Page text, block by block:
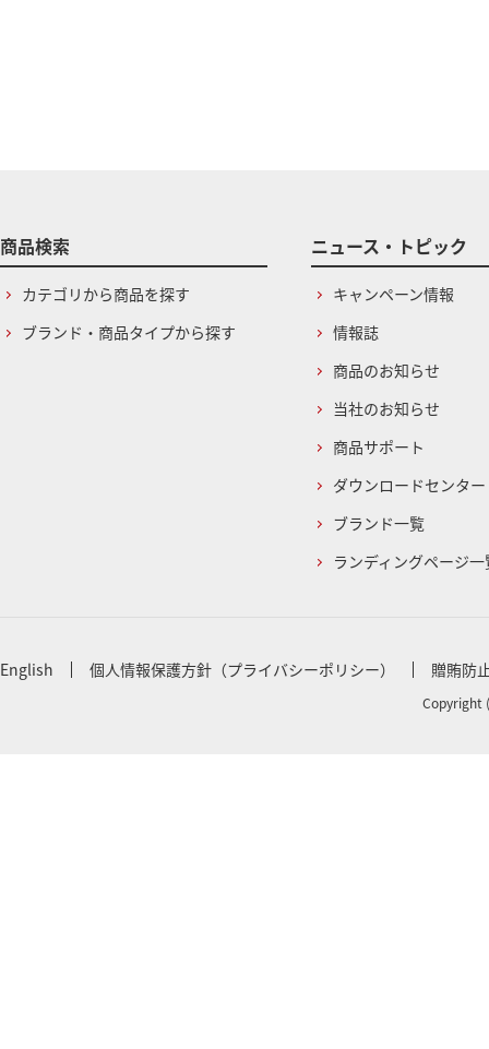
商品検索
カテゴリから商品を探す
ブランド・商品タイプから探す
ニュース・トピック
キャンペーン情報
情報誌
商品のお知らせ
当社のお知らせ
商品サポート
ダウンロードセンター
ブランド一覧
ランディングページ一
English 個人情報保護方針（プライバシーポリシー） 贈賄防
Copyright